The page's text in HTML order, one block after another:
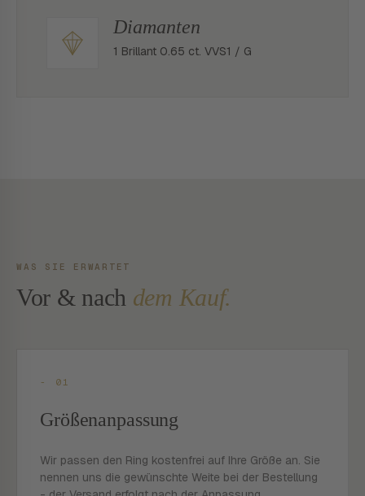
Diamanten
1 Brillant 0.65 ct. VVS1 / G
WAS SIE ERWARTET
Vor & nach dem Kauf.
- 01
Größenanpassung
Wir passen den Ring kostenfrei auf Ihre Größe an. Sie
nennen uns die gewünschte Weite bei der Bestellung